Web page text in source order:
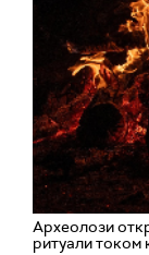
Археолози
ритуали током